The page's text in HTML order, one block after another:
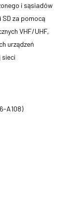
i sąsiadów
SD za pomocą
VHF/UHF,
urządzeń
A108)